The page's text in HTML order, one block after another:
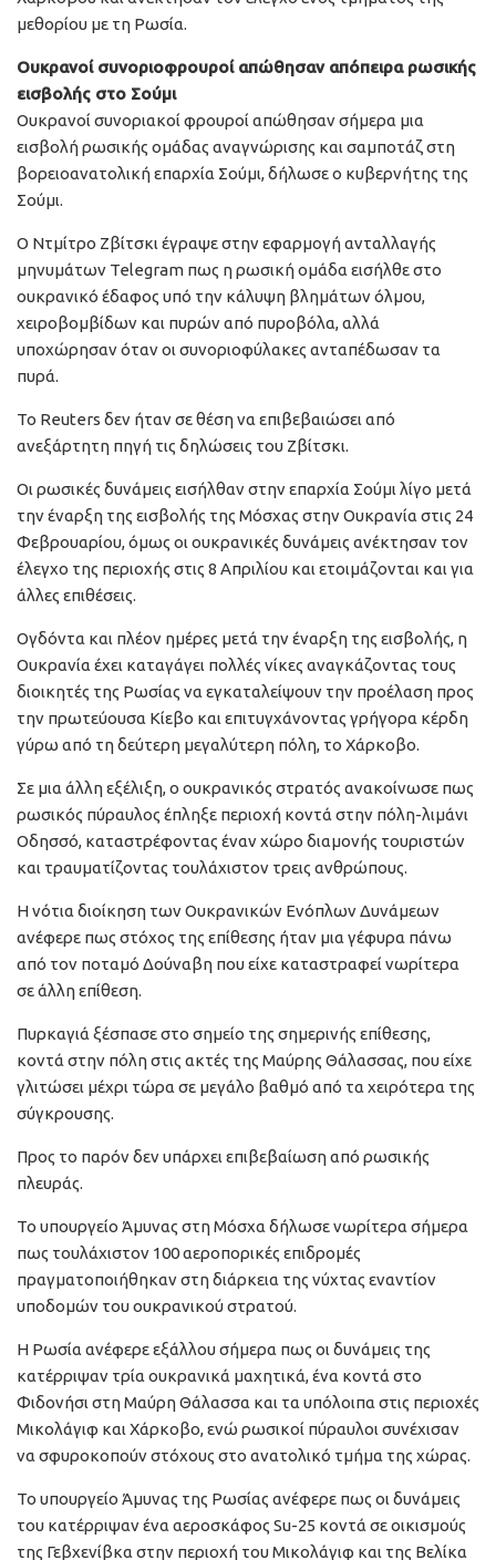
μεθορίου με τη Ρωσία.
Ουκρανοί συνοριοφρουροί απώθησαν απόπειρα ρωσικής
εισβολής στο Σούμι
Ουκρανοί συνοριακοί φρουροί απώθησαν σήμερα μια
εισβολή ρωσικής ομάδας αναγνώρισης και σαμποτάζ στη
βορειοανατολική επαρχία Σούμι, δήλωσε ο κυβερνήτης της
Σούμι.
Ο Ντμίτρο Ζβίτσκι έγραψε στην εφαρμογή ανταλλαγής
μηνυμάτων Telegram πως η ρωσική ομάδα εισήλθε στο
ουκρανικό έδαφος υπό την κάλυψη βλημάτων όλμου,
χειροβομβίδων και πυρών από πυροβόλα, αλλά
υποχώρησαν όταν οι συνοριοφύλακες ανταπέδωσαν τα
πυρά.
Το Reuters δεν ήταν σε θέση να επιβεβαιώσει από
ανεξάρτητη πηγή τις δηλώσεις του Ζβίτσκι.
Οι ρωσικές δυνάμεις εισήλθαν στην επαρχία Σούμι λίγο μετά
την έναρξη της εισβολής της Μόσχας στην Ουκρανία στις 24
Φεβρουαρίου, όμως οι ουκρανικές δυνάμεις ανέκτησαν τον
έλεγχο της περιοχής στις 8 Απριλίου και ετοιμάζονται και για
άλλες επιθέσεις.
Ογδόντα και πλέον ημέρες μετά την έναρξη της εισβολής, η
Ουκρανία έχει καταγάγει πολλές νίκες αναγκάζοντας τους
διοικητές της Ρωσίας να εγκαταλείψουν την προέλαση προς
την πρωτεύουσα Κίεβο και επιτυγχάνοντας γρήγορα κέρδη
γύρω από τη δεύτερη μεγαλύτερη πόλη, το Χάρκοβο.
Σε μια άλλη εξέλιξη, ο ουκρανικός στρατός ανακοίνωσε πως
ρωσικός πύραυλος έπληξε περιοχή κοντά στην πόλη-λιμάνι
Οδησσό, καταστρέφοντας έναν χώρο διαμονής τουριστών
και τραυματίζοντας τουλάχιστον τρεις ανθρώπους.
Η νότια διοίκηση των Ουκρανικών Ενόπλων Δυνάμεων
ανέφερε πως στόχος της επίθεσης ήταν μια γέφυρα πάνω
από τον ποταμό Δούναβη που είχε καταστραφεί νωρίτερα
σε άλλη επίθεση.
Πυρκαγιά ξέσπασε στο σημείο της σημερινής επίθεσης,
κοντά στην πόλη στις ακτές της Μαύρης Θάλασσας, που είχε
γλιτώσει μέχρι τώρα σε μεγάλο βαθμό από τα χειρότερα της
σύγκρουσης.
Προς το παρόν δεν υπάρχει επιβεβαίωση από ρωσικής
πλευράς.
Το υπουργείο Άμυνας στη Μόσχα δήλωσε νωρίτερα σήμερα
πως τουλάχιστον 100 αεροπορικές επιδρομές
πραγματοποιήθηκαν στη διάρκεια της νύχτας εναντίον
υποδομών του ουκρανικού στρατού.
Η Ρωσία ανέφερε εξάλλου σήμερα πως οι δυνάμεις της
κατέρριψαν τρία ουκρανικά μαχητικά, ένα κοντά στο
Φιδονήσι στη Μαύρη Θάλασσα και τα υπόλοιπα στις περιοχές
Μικολάγιφ και Χάρκοβο, ενώ ρωσικοί πύραυλοι συνέχισαν
να σφυροκοπούν στόχους στο ανατολικό τμήμα της χώρας.
Το υπουργείο Άμυνας της Ρωσίας ανέφερε πως οι δυνάμεις
του κατέρριψαν ένα αεροσκάφος Su-25 κοντά σε οικισμούς
της Γεβχενίβκα στην περιοχή του Μικολάγιφ και της Βελίκα